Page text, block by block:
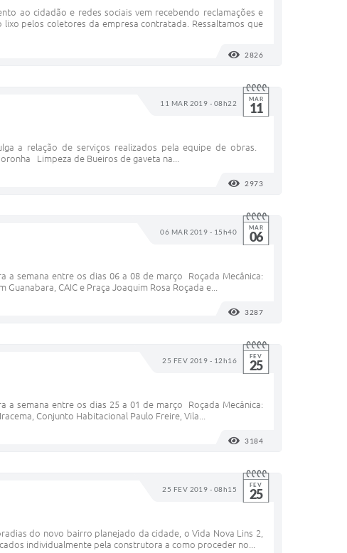
ao cidadão e redes sociais vem recebendo reclamações e
pelos coletores da empresa contratada. Ressaltamos que
2826
11 MAR 2019 - 08h22 MAR
11
a relação de serviços realizados pela equipe de obras.
Limpeza de Bueiros de gaveta na...
2973
06 MAR 2019 - 15h40 MAR
06
semana entre os dias 06 a 08 de março Roçada Mecânica:
CAIC e Praça Joaquim Rosa Roçada e...
3287
25 FEV 2019 - 12h16 FEV
25
semana entre os dias 25 a 01 de março Roçada Mecânica:
Conjunto Habitacional Paulo Freire, Vila...
3184
25 FEV 2019 - 08h15 FEV
25
do novo bairro planejado da cidade, o Vida Nova Lins 2,
individualmente pela construtora a como proceder no...